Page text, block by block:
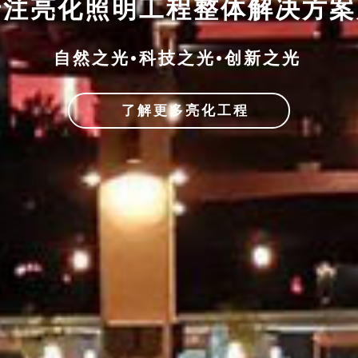
亮化照明工程整体解决方
自然之光•科技之光•创新之光
了解更多亮化工程